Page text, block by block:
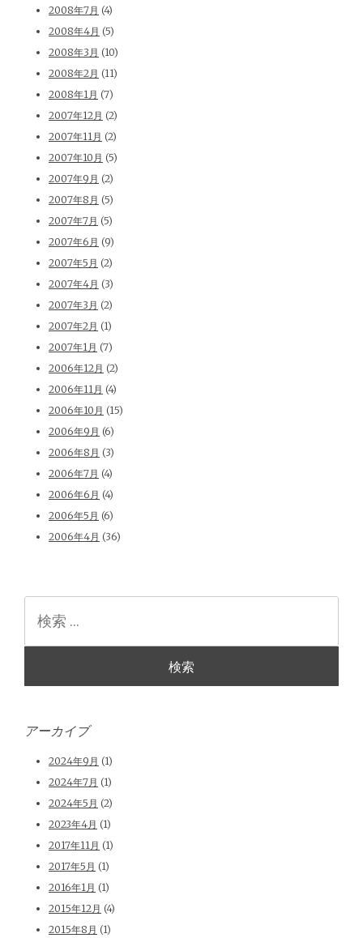
2008年7月 (4)
2008年4月 (5)
2008年3月 (10)
2008年2月 (11)
2008年1月 (7)
2007年12月 (2)
2007年11月 (2)
2007年10月 (5)
2007年9月 (2)
2007年8月 (5)
2007年7月 (5)
2007年6月 (9)
2007年5月 (2)
2007年4月 (3)
2007年3月 (2)
2007年2月 (1)
2007年1月 (7)
2006年12月 (2)
2006年11月 (4)
2006年10月 (15)
2006年9月 (6)
2006年8月 (3)
2006年7月 (4)
2006年6月 (4)
2006年5月 (6)
2006年4月 (36)
アーカイブ
2024年9月 (1)
2024年7月 (1)
2024年5月 (2)
2023年4月 (1)
2017年11月 (1)
2017年5月 (1)
2016年1月 (1)
2015年12月 (4)
2015年8月 (1)